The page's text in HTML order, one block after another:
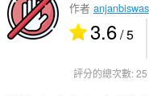
作者 anjanbiswas
3.6/ 5
評分的總次數:25